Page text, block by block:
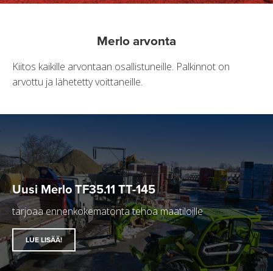
Merlo arvonta
Kiitos kaikille arvontaan osallistuneille. Palkinnot on
arvottu ja lähetetty voittaneille.
Uusi Merlo TF35.11 TT-145
tarjoaa ennenkokematonta tehoa maatiloille
LUE LISÄÄ!